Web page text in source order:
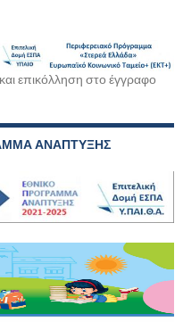
επικόλληση στο έγγραφο
ΑΝΑΠΤΥΞΗΣ